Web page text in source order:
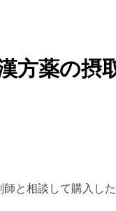
方薬の摂
と相談して購入し